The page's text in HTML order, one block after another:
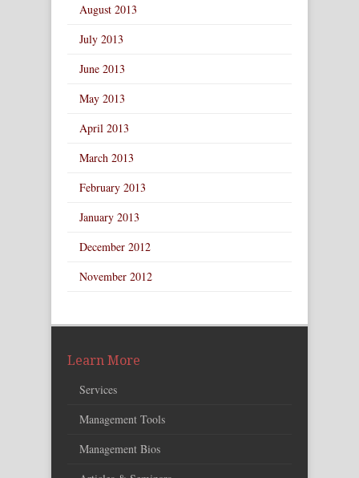
August 2013
July 2013
June 2013
May 2013
April 2013
March 2013
February 2013
January 2013
December 2012
November 2012
Learn More
Services
Management Tools
Management Bios